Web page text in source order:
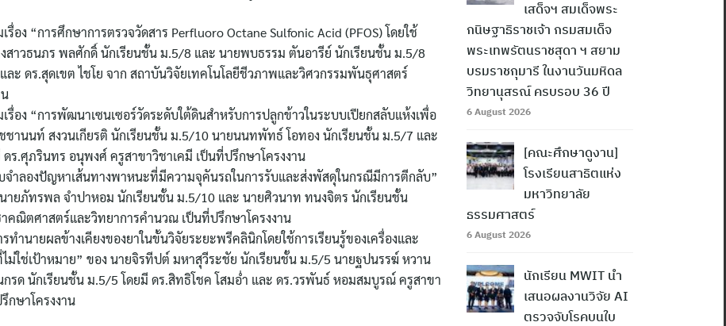
Search
for:
อง “การศึกษาการตรวจวัดสาร Perfluoro Octane Sulfonic Acid (PFOS) โดยใช้
สาวธนภร พลศักดิ์ นักเรียนชั้น ม.5/8 และ นายพบธรรม ตันอารีย์ นักเรียนชั้น ม.5/8
ะ ดร.สุดเขต ไชโย จาก สถาบันวิจัยเทคโนโลยีชีวภาพและวิศวกรรมพันธุศาสตร์
รื่อง “การพัฒนาเซนเซอร์วัดระดับใต้ดินสำหรับการปลูกข้าวในระบบเปียกสลับแห้งเพื่อ
ชานนท์ สงวนเกียรติ นักเรียนชั้น ม.5/10 นายนนทพัทธ์ โอทอง นักเรียนชั้น ม.5/7 และ
.ศุภรินทร อนุพงศ์ ครูสาขาวิชาเคมี เป็นที่ปรึกษาโครงงาน
จำลองปัญหาเส้นทางพาหนะที่มีความจุคันรถในการรับและส่งพัสดุในกรณีมีการตีกลับ”
ยภัทรพล จำปาหอม นักเรียนชั้น ม.5/10 และ นายศิวนาท ทนงจิตร นักเรียนชั้น
คณิตศาสตร์และวิทยาการคำนวณ เป็นที่ปรึกษาโครงงาน
ทำนายผลข้างเคียงของยาในขั้นวิจัยระยะพรีคลินิกโดยใช้การเรียนรู้ของเครื่องและ
ไม่ใช่เป้าหมาย” ของ นายจิรทีปต์ มหาสุวีระชัย นักเรียนชั้น ม.5/5 นายฐปนรรฆ์ หวาน
ด นักเรียนชั้น ม.5/5 โดยมี ดร.สิทธิโชค โสมอ่ำ และ ดร.วรพันธ์ หอมสมบูรณ์ ครูสาขา
ษาโครงงาน
เสด็จฯ สมเด็จพระ
กนิษฐาธิราชเจ้า กรมสมเด็จ
พระเทพรัตนราชสุดา ฯ สยาม
บรมราชกุมารี ในงานวันมหิดล
วิทยานุสรณ์ ครบรอบ 36 ปี
6 August 2026
[คณะศึกษาดูงาน]
โรงเรียนสาธิตแห่ง
มหาวิทยาลัย
ธรรมศาสตร์
6 August 2026
นักเรียน MWIT นำ
เสนอผลงานวิจัย AI
ตรวจจับโรคบนใบ